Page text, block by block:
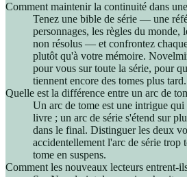
Comment maintenir la continuité dans
Tenez une bible de série — une
personnages, les règles du monde,
non résolus — et confrontez
plutôt qu'à votre mémoire.
pour vous sur toute la série, pour
tiennent encore des tomes plus tard.
Quelle est la différence entre un arc de
Un arc de tome est une intrigue
livre ; un arc de série s'étend sur
dans le final. Distinguer les deux
accidentellement l'arc de série trop
tome en suspens.
Comment les nouveaux lecteurs entrent-